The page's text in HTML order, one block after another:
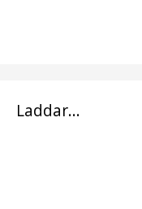
Laddar...